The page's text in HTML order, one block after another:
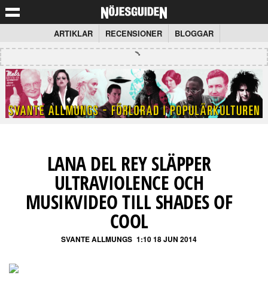
ARTIKLAR RECENSIONER BLOGGAR
LANA DEL REY SLÄPPER
ULTRAVIOLENCE OCH
MUSIKVIDEO TILL SHADES OF
COOL
SVANTE ALLMUNGS 1:10 18 JUN 2014